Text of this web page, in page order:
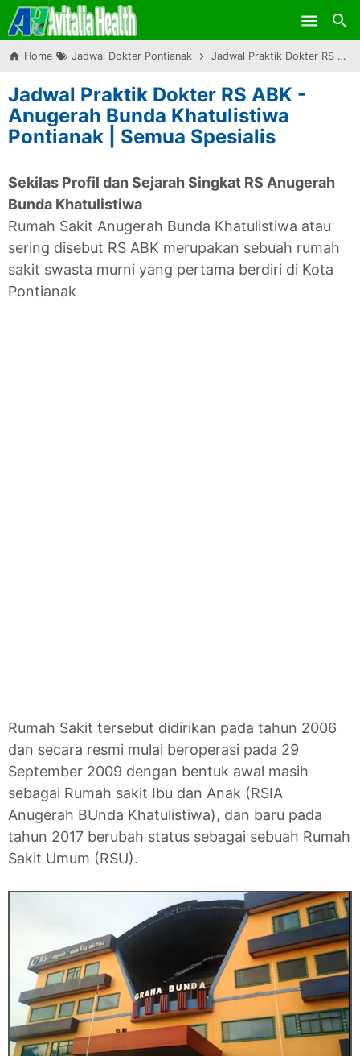
Skip to main content
Home Jadwal Dokter Pontianak Jadwal Praktik Dokter RS ABK - Anugerah Bunda Khatulistiwa Pontianak | Semua Spesialis
Jadwal Praktik Dokter RS ABK -
Anugerah Bunda Khatulistiwa
Pontianak | Semua Spesialis
Sekilas Profil dan Sejarah Singkat RS Anugerah
Bunda Khatulistiwa
Rumah Sakit Anugerah Bunda Khatulistiwa atau
sering disebut RS ABK merupakan sebuah rumah
sakit swasta murni yang pertama berdiri di Kota
Pontianak
Rumah Sakit tersebut didirikan pada tahun 2006
dan secara resmi mulai beroperasi pada 29
September 2009 dengan bentuk awal masih
sebagai Rumah sakit Ibu dan Anak (RSIA
Anugerah BUnda Khatulistiwa), dan baru pada
tahun 2017 berubah status sebagai sebuah Rumah
Sakit Umum (RSU).